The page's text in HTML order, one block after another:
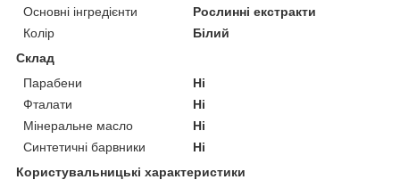
Основні інгредієнти
Рослинні екстракти
Колір
Білий
Склад
Парабени
Ні
Фталати
Ні
Мінеральне масло
Ні
Синтетичні барвники
Ні
Користувальницькі характеристики